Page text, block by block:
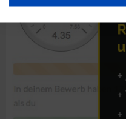
Verwendung reduzierter
Verwendung von Profilen